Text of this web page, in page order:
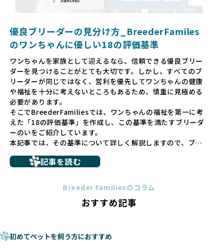
される社会を目指しています。目の前の子犬だけでなく、親
ゃんに優しい世界を築いていきたいと考えています。
長するための環境が十分に整っていない場合が多く、販売ま
での間に過密な環境や長距離移動のストレスを受けることが
少なくありません。このような環境は、健康リスクや社会性
の問題につながりやすく、ワンちゃんにとっても望ましいと
は言えません。
こうした背景から、BreederFamiliesはペットショップを介
さない直接販売を採用するとともに、ペットオークションや
ペットショップを利用するブリーダーの掲載も行ってしませ
ん。
ペットショップを避けた方がいい理由の詳細はこちら
法令レベルの最低基準にとどまっていることが問題です。こ
ものに過ぎず、ワンちゃんの心身の福祉やブリーダーの責任
少なくなく、消費者にとって選択の判断が難しい現状があり
優良ブリーダーの見分け方_BreederFamiles
のワンちゃんに優しい18の評価基準
ワンちゃんを家族として迎えるなら、信頼できる優良ブリー
ダーを見つけることがとても大切です。しかし、すべてのブ
リーダーが同じではなく、営利を優先してワンちゃんの健康
や福祉を十分に考えないところもあるため、慎重に見極める
必要があります。
そこでBreederFamiliesでは、ワンちゃんの福祉を第一に考
えた「18の評価基準」を作成し、この基準を満たすブリーダ
ーのいをご紹介しています。
本記事では、その基準について詳しく解説しますので、ブリ
に断尾（しっぽを切る）や断耳（耳を切る）が行われている
ことがあります。
これは痛みを伴う処置で、ワンちゃんの身体的な負担が大き
手段でもあるため、切断されることで他の犬や人間との意思
記事を読む
Breeder Familiesのコラム
おすすめ記事
初めてペットを飼う方におすすめ